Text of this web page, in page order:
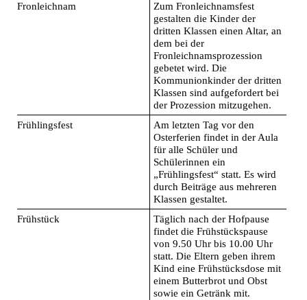
Fronleichnam
Zum Fronleichnamsfest
gestalten die Kinder der
dritten Klassen einen Altar, an
dem bei der
Fronleichnamsprozession
gebetet wird. Die
Kommunionkinder der dritten
Klassen sind aufgefordert bei
der Prozession mitzugehen.
Frühlingsfest
Am letzten Tag vor den
Osterferien findet in der Aula
für alle Schüler und
Schülerinnen ein
„Frühlingsfest“ statt. Es wird
durch Beiträge aus mehreren
Klassen gestaltet.
Frühstück
Täglich nach der Hofpause
findet die Frühstückspause
von 9.50 Uhr bis 10.00 Uhr
statt. Die Eltern geben ihrem
Kind eine Frühstücksdose mit
einem Butterbrot und Obst
sowie ein Getränk mit.